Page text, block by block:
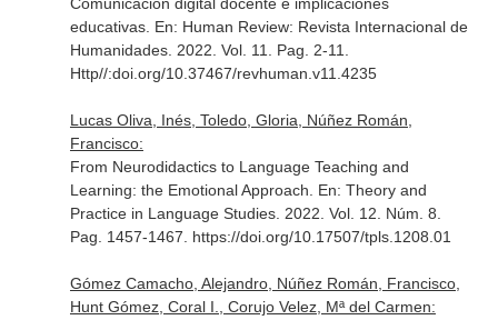
educativas. En: Human Review: Revista Internacional de
Humanidades. 2022. Vol. 11. Pag. 2-11.
Http//:doi.org/10.37467/revhuman.v11.4235
Lucas Oliva, Inés, Toledo, Gloria, Núñez Román,
Francisco:
From Neurodidactics to Language Teaching and
Learning: the Emotional Approach. En: Theory and
Practice in Language Studies. 2022. Vol. 12. Núm. 8.
Pag. 1457-1467. https://doi.org/10.17507/tpls.1208.01
Gómez Camacho, Alejandro, Núñez Román, Francisco,
Hunt Gómez, Coral I., Corujo Velez, Mª del Carmen: